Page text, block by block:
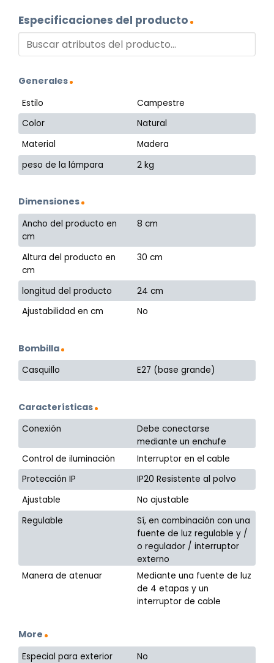
Especificaciones del producto
Generales
Estilo
Campestre
Color
Natural
Material
Madera
peso de la lámpara
2 kg
Dimensiones
Ancho del producto en
cm
8 cm
Altura del producto en
cm
30 cm
longitud del producto
24 cm
Ajustabilidad en cm
No
Bombilla
Casquillo E27 (base grande)
Características
Conexión
Debe conectarse
mediante un enchufe
Control de iluminación
Interruptor en el cable
Protección IP
IP20 Resistente al polvo
Ajustable
No ajustable
Regulable
Sí, en combinación con una
fuente de luz regulable y /
o regulador / interruptor
externo
Manera de atenuar
Mediante una fuente de luz
de 4 etapas y un
interruptor de cable
More
Especial para exterior
No